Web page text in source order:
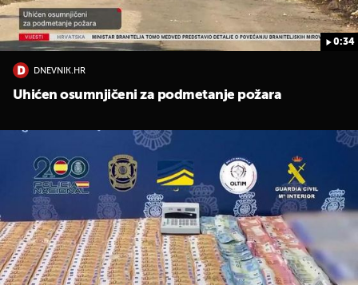
0:34
DNEVNIK.HR
Uhićen osumnjičeni za podmetanje požara